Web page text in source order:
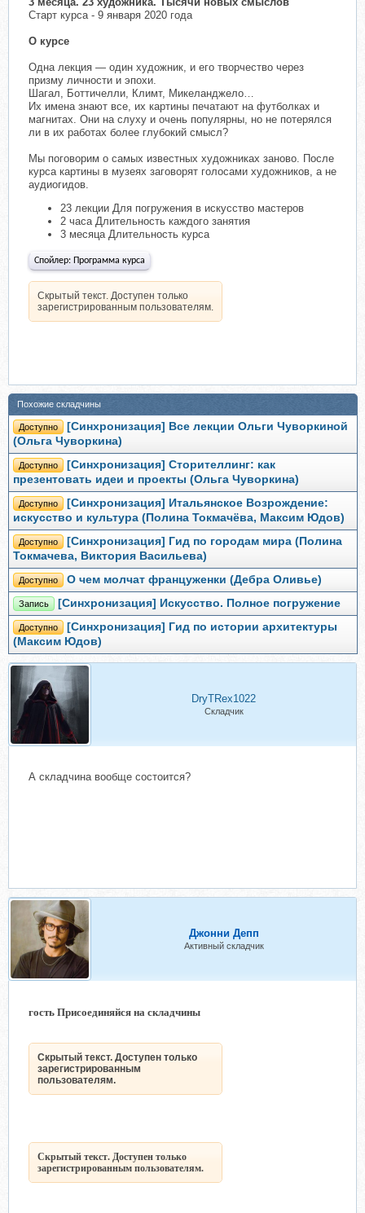
Старт курса - 9 января 2020 года​
О курсе
Одна лекция — один художник, и его творчество через
призму личности и эпохи.
Шагал, Боттичелли, Климт, Микеланджело…
Их имена знают все, их картины печатают на футболках и
магнитах. Они на слуху и очень популярны, но не потерялся
ли в их работах более глубокий смысл?
Мы поговорим о самых известных художниках заново. После
курса картины в музеях заговорят голосами художников, а не
аудиогидов.
23 лекции Для погружения в искусство мастеров
2 часа Длительность каждого занятия
3 месяца Длительность курса
Спойлер: Программа курса
Скрытый текст. Доступен только
зарегистрированным пользователям.
Похожие складчины
Доступно
[Синхронизация] Все лекции Ольги Чуворкиной
(Ольга Чуворкина)
Доступно
[Синхронизация] Сторителлинг: как
презентовать идеи и проекты (Ольга Чуворкина)
Доступно
[Синхронизация] Итальянское Возрождение:
искусство и культура (Полина Токмачёва, Максим Юдов)
Доступно
[Синхронизация] Гид по городам мира (Полина
Токмачева, Виктория Васильева)
Доступно О чем молчат француженки (Дебра Оливье)
Запись [Синхронизация] Искусство. Полное погружение
Доступно
[Синхронизация] Гид по истории архитектуры
(Максим Юдов)
DryTRex1022
Складчик
А складчина вообще состоится?
Джонни Депп
Активный складчик
гость Присоединяйся на складчины
Скрытый текст. Доступен только
зарегистрированным
пользователям.
Скрытый текст. Доступен только
зарегистрированным пользователям.